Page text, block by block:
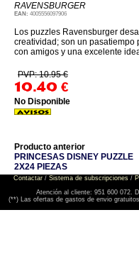
RAVENSBURGER
EAN: 4005556097906
Los puzzles Ravensburger
creatividad; son un pasatiempo
con amigos y una excelente
PVP: 10.95 €
10.40 €
No Disponible
Producto anterior
PRINCESAS DISNEY PUZZLE
2X24 PIEZAS
Contactar/ Sistema de subscripciones/
Atención al cliente: 951 600 072.
(**) Las ofertas de gastos de envio